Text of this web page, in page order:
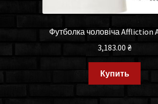
Футболка чоловіча Affliction
3,183.00 ₴
Купить